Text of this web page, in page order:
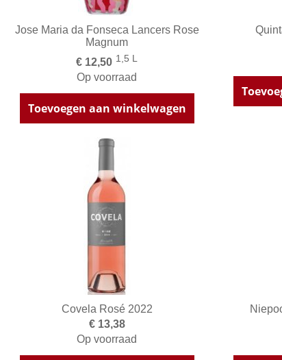
Jose Maria da Fonseca Lancers Rose
Magnum
€ 12,50 1,5 L
Op voorraad
Toevoegen aan winkelwagen
Covela Rosé 2022
€ 13,38
Op voorraad